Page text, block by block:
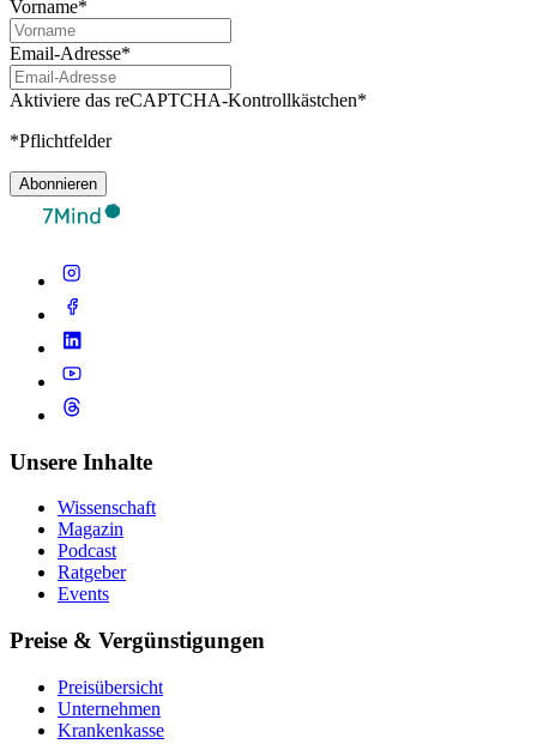
Vorname*
Email-Adresse*
Aktiviere das reCAPTCHA-Kontrollkästchen*
*Pflichtfelder
Abonnieren
Unsere Inhalte
Wissenschaft
Magazin
Podcast
Ratgeber
Events
Preise & Vergünstigungen
Preisübersicht
Unternehmen
Krankenkasse